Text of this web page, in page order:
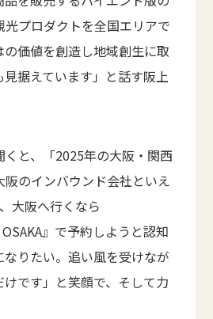
プロダクトを全国エリアで
価値を創造し地域創生に取
据えています」と話す阪上
と、「2025年の大阪・関西
のインバウンド会社といえ
大阪へ行くなら
』で予約しようと認知
なりたい。追い風を受けなが
です」と笑顔で、そして力